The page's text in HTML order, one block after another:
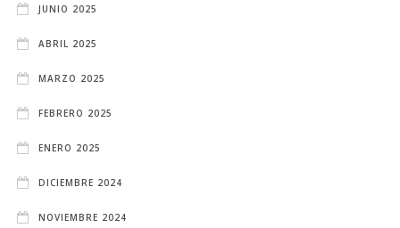
JUNIO 2025
ABRIL 2025
MARZO 2025
FEBRERO 2025
ENERO 2025
DICIEMBRE 2024
NOVIEMBRE 2024